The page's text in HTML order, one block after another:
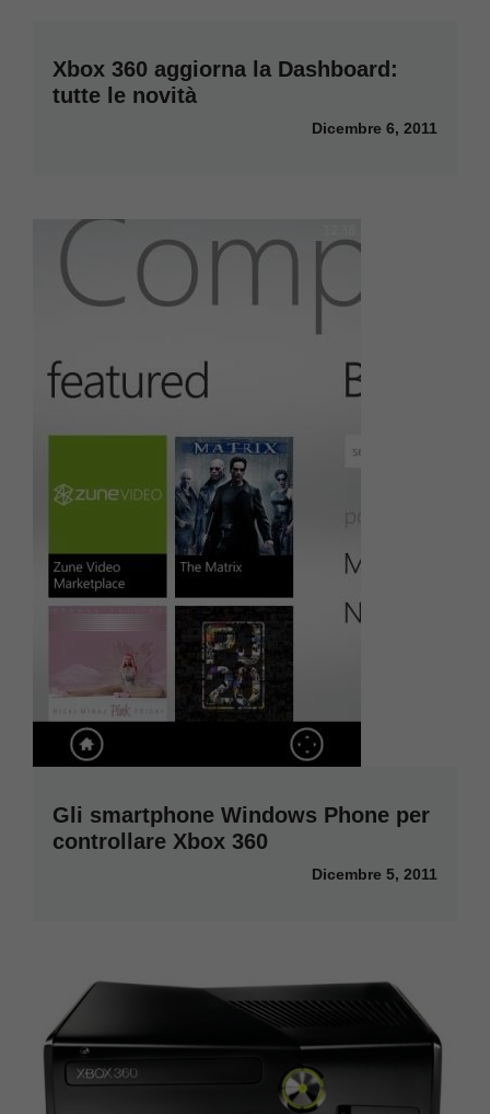
Xbox 360 aggiorna la Dashboard:
tutte le novità
Dicembre 6, 2011
Gli smartphone Windows Phone per
controllare Xbox 360
Dicembre 5, 2011